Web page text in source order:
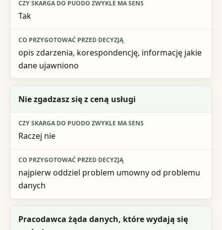
Tak
opis zdarzenia, korespondencję, informację jakie
dane ujawniono
Nie zgadzasz się z ceną usługi
Raczej nie
najpierw oddziel problem umowny od problemu
danych
Pracodawca żąda danych, które wydają się